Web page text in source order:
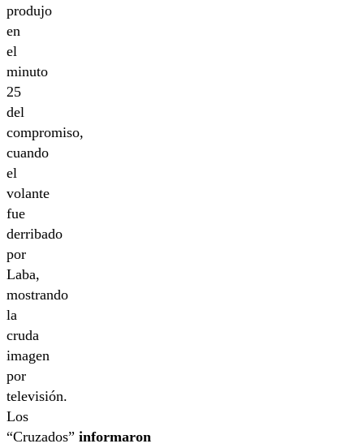
produjo
en
el
minuto
25
del
compromiso,
cuando
el
volante
fue
derribado
por
Laba,
mostrando
la
cruda
imagen
por
televisión.
Los
“Cruzados” informaron